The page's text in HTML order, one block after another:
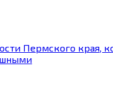
Пермского края,